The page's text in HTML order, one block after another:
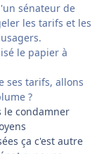
sénateur de
les tarifs et les
le papier à
ses tarifs, allons
?
le condamner
ça c'est autre